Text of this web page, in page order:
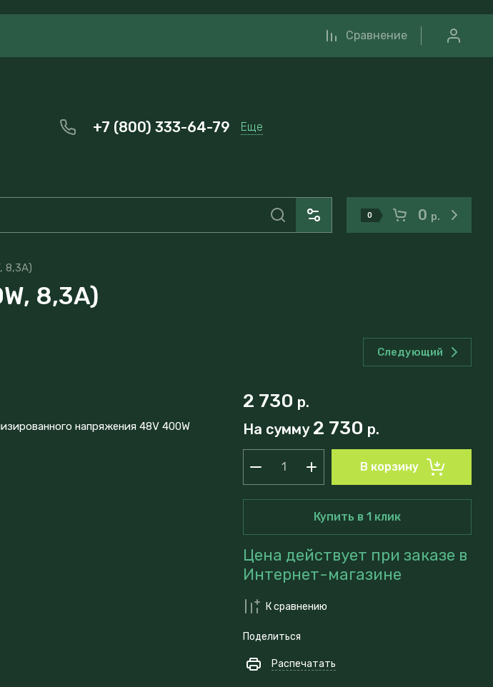
Сравнение
+7 (800) 333-64-79 Еще
0 0 р.
8,3A)
8,3A)
Следующий
напряжения 48V 400W
2 730 р.
На сумму 2 730 р.
В корзину
Купить в 1 клик
Цена действует при заказе в
Интернет-магазине
К сравнению
Поделиться
Распечатать